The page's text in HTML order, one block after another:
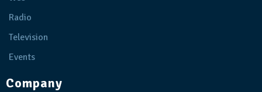
Radio
Television
Events
Company